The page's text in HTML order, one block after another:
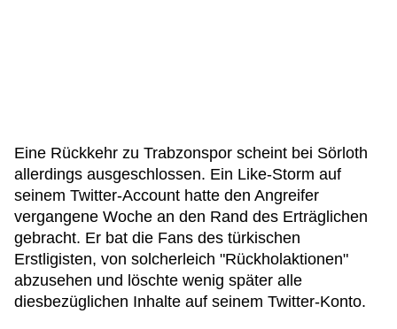
Eine Rückkehr zu Trabzonspor scheint bei Sörloth
allerdings ausgeschlossen. Ein Like-Storm auf
seinem Twitter-Account hatte den Angreifer
vergangene Woche an den Rand des Erträglichen
gebracht. Er bat die Fans des türkischen
Erstligisten, von solcherleich "Rückholaktionen"
abzusehen und löschte wenig später alle
diesbezüglichen Inhalte auf seinem Twitter-Konto.